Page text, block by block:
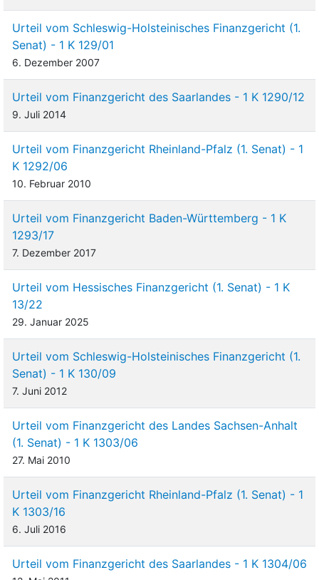
Urteil vom Schleswig-Holsteinisches Finanzgericht (1.
Senat) - 1 K 129/01
6. Dezember 2007
Urteil vom Finanzgericht des Saarlandes - 1 K 1290/12
9. Juli 2014
Urteil vom Finanzgericht Rheinland-Pfalz (1. Senat) - 1
K 1292/06
10. Februar 2010
Urteil vom Finanzgericht Baden-Württemberg - 1 K
1293/17
7. Dezember 2017
Urteil vom Hessisches Finanzgericht (1. Senat) - 1 K
13/22
29. Januar 2025
Urteil vom Schleswig-Holsteinisches Finanzgericht (1.
Senat) - 1 K 130/09
7. Juni 2012
Urteil vom Finanzgericht des Landes Sachsen-Anhalt
(1. Senat) - 1 K 1303/06
27. Mai 2010
Urteil vom Finanzgericht Rheinland-Pfalz (1. Senat) - 1
K 1303/16
6. Juli 2016
Urteil vom Finanzgericht des Saarlandes - 1 K 1304/06